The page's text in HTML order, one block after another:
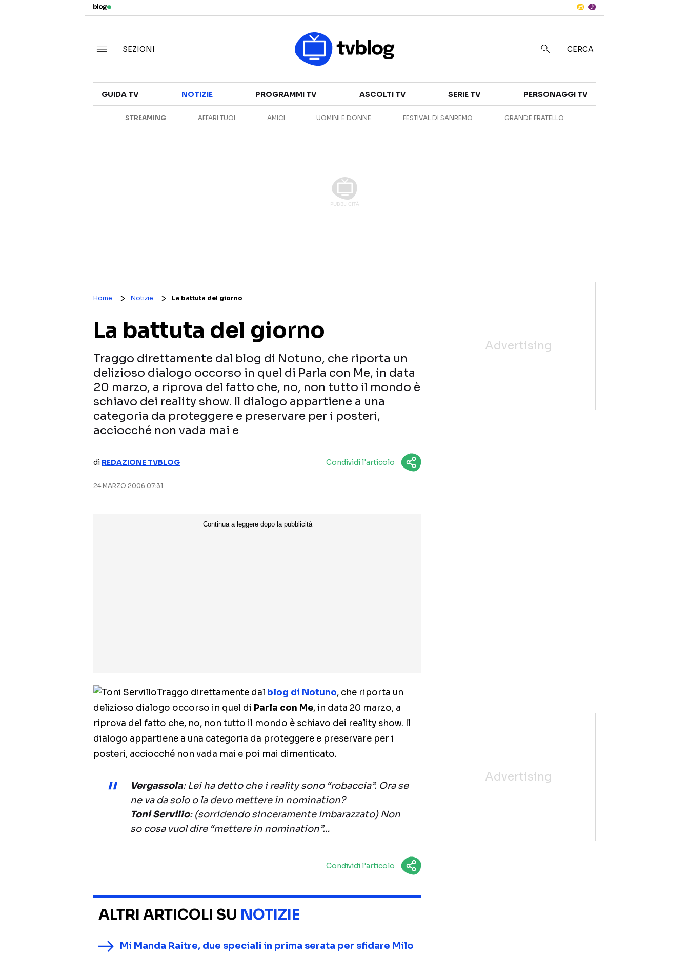
CANALI TV
SERIE TV
ANTEPRIME
SEZIONI CERCA
GUIDA TV NOTIZIE PROGRAMMI TV ASCOLTI TV SERIE TV PERSONAGGI TV
STREAMING AFFARI TUOI AMICI UOMINI E DONNE FESTIVAL DI SANREMO GRANDE FRATELLO
Home Notizie La battuta del giorno
La battuta del giorno
Traggo direttamente dal blog di Notuno, che riporta un
delizioso dialogo occorso in quel di Parla con Me, in data
20 marzo, a riprova del fatto che, no, non tutto il mondo è
schiavo dei reality show. Il dialogo appartiene a una
categoria da proteggere e preservare per i posteri,
acciocché non vada mai e
di REDAZIONE TVBLOG Condividi l'articolo
24 MARZO 2006 07:31
Traggo direttamente dal blog di Notuno, che riporta un
delizioso dialogo occorso in quel di Parla con Me, in data 20 marzo, a
riprova del fatto che, no, non tutto il mondo è schiavo dei reality show. Il
dialogo appartiene a una categoria da proteggere e preservare per i
posteri, acciocché non vada mai e poi mai dimenticato.
Vergassola: Lei ha detto che i reality sono “robaccia”. Ora se
ne va da solo o la devo mettere in nomination?
Toni Servillo: (sorridendo sinceramente imbarazzato) Non
so cosa vuol dire “mettere in nomination”…
Condividi l'articolo
ALTRI ARTICOLI SU NOTIZIE
Mi Manda Raitre, due speciali in prima serata per sfidare Milo